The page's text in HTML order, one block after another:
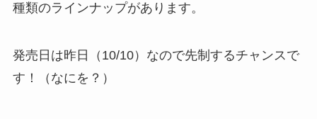
種類のラインナップがあります。
発売日は昨日（10/10）なので先制するチャンスで
す！（なにを？）